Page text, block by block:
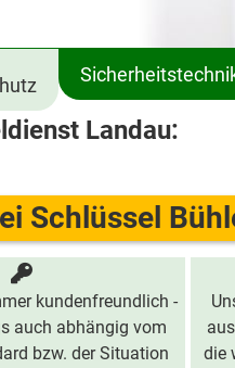
Landau:
Schlüssel
kundenfreundlich -
auch abhängig vom
bzw. der Situation
die